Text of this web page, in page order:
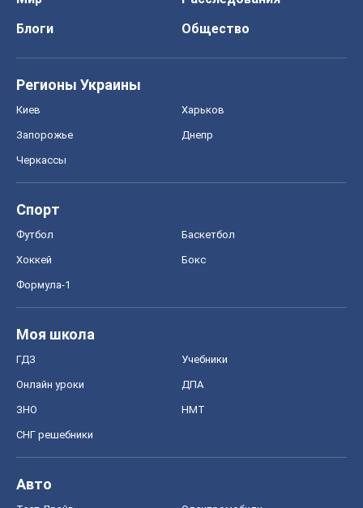
Блоги
Общество
Регионы Украины
Киев Харьков
Запорожье Днепр
Черкассы
Спорт
Футбол Баскетбол
Хоккей Бокс
Формула-1
Моя школа
ГДЗ Учебники
Онлайн уроки ДПА
ЗНО НМТ
СНГ решебники
Авто